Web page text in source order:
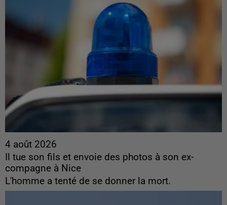
4 août 2026
Il tue son fils et envoie des photos à son ex-
compagne à Nice
L'homme a tenté de se donner la mort.